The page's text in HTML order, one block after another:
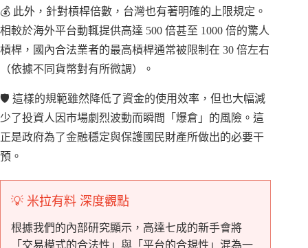
💰 此外，針對槓桿倍數，台灣也有著明確的上限規定。
相較於海外平台動輒提供高達 500 倍甚至 1000 倍的驚人
槓桿，國內合法業者的最高槓桿通常被限制在 30 倍左右
（依據不同貨幣對有所微調）。
🛡️ 這樣的規範雖然降低了資金的使用效率，但也大幅減
少了投資人因市場劇烈波動而瞬間「爆倉」的風險。這
正是政府為了金融穩定與保護國民財產所做出的必要干
預。
💡 米拉有料 深度觀點
根據我們的內部研究顯示，高達七成的新手會將
「交易模式的合法性」與「平台的合規性」混為一